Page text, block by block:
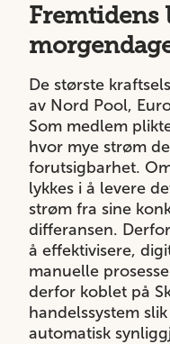
De største
av Nord Pool,
Som medlem
hvor mye strøm
forutsigbarhet.
lykkes i å levere
strøm fra sine
differansen.
å effektivisere,
manuelle
derfor koblet på
handelssystem
automatisk